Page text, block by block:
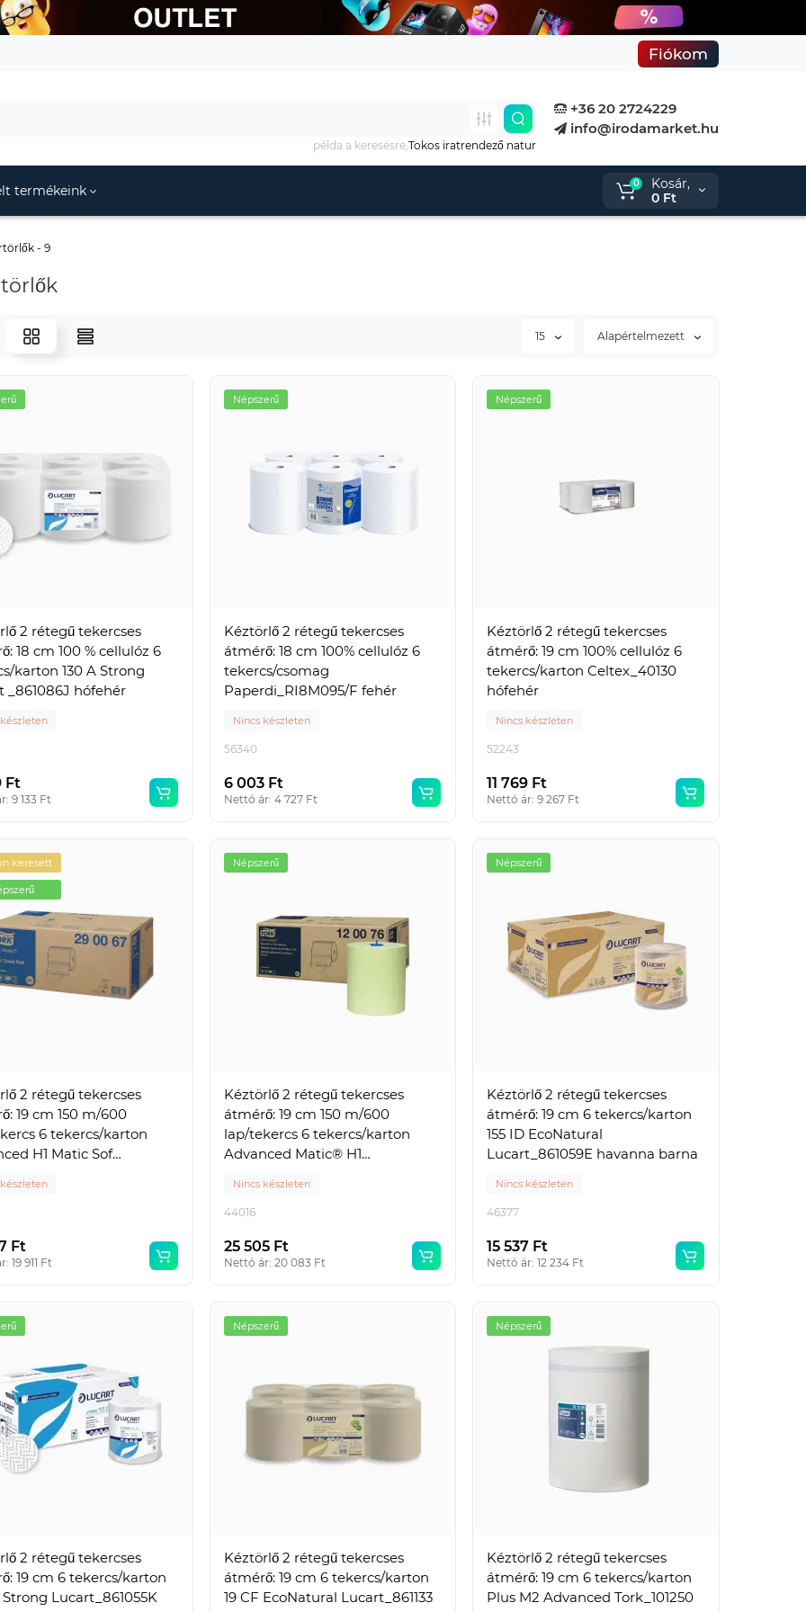
Fiókom
+36 20 2724229
info@irodamarket.hu
példa a keresésre, Tokos iratrendező natur
termékeink 0
Kosár,
0 Ft
- 9
keresett
A4, 7,5cm,
Népszerű
Epson 603XL tintapatron
Előlap, A4, 200 micron 100
15 Alapértelmezett
2 rétegű tekercses
18 cm 100 % cellulóz 6
karton 130 A Strong
_861086J hófehér
Ft
9 133 Ft
Népszerű
Kéztörlő 2 rétegű tekercses
átmérő: 18 cm 100% cellulóz 6
tekercs/csomag
Paperdi_RI8M095/F fehér
Nincs készleten
56340
6 003 Ft
Nettó ár: 4 727 Ft
Népszerű
Kéztörlő 2 rétegű tekercses
átmérő: 19 cm 100% cellulóz 6
tekercs/karton Celtex_40130
hófehér
Nincs készleten
52243
11 769 Ft
Nettó ár: 9 267 Ft
keresett
2 rétegű tekercses
19 cm 150 m/600
6 tekercs/karton
H1 Matic Sof
Ft
19 911 Ft
Népszerű
Kéztörlő 2 rétegű tekercses
átmérő: 19 cm 150 m/600
lap/tekercs 6 tekercs/karton
Advanced Matic® H1
Nincs készleten
44016
25 505 Ft
Nettó ár: 20 083 Ft
Népszerű
Kéztörlő 2 rétegű tekercses
átmérő: 19 cm 6 tekercs/karton
155 ID EcoNatural
Lucart_861059E havanna barna
Nincs készleten
46377
15 537 Ft
Nettó ár: 12 234 Ft
2 rétegű tekercses
19 cm 6 tekercs/karton
Strong Lucart_861055K
Népszerű
Kéztörlő 2 rétegű tekercses
átmérő: 19 cm 6 tekercs/karton
19 CF EcoNatural Lucart_861133
Népszerű
Kéztörlő 2 rétegű tekercses
átmérő: 19 cm 6 tekercs/karton
Plus M2 Advanced Tork_101250